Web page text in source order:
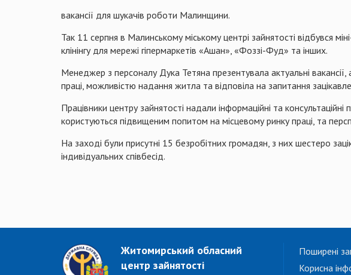
вакансії для шукачів роботи Малинщини.
Так 11 серпня в Малинському міському центрі зайнятості відбувся
клінінгу для мережі гіпермаркетів «Ашан», «Фоззі-Фуд» та інших.
Менеджер з персоналу Дука Тетяна презентувала актуальні
праці, можливістю надання житла та відповіла на запитання
Працівники центру зайнятості надали інформаційні та
користуються підвищеним попитом на місцевому ринку праці, та
На заході були присутні 15 безробітних громадян, з них шестеро
індивідуальних співбесід.
Житомирський обласний
центр зайнятості
Поширені
Корисна